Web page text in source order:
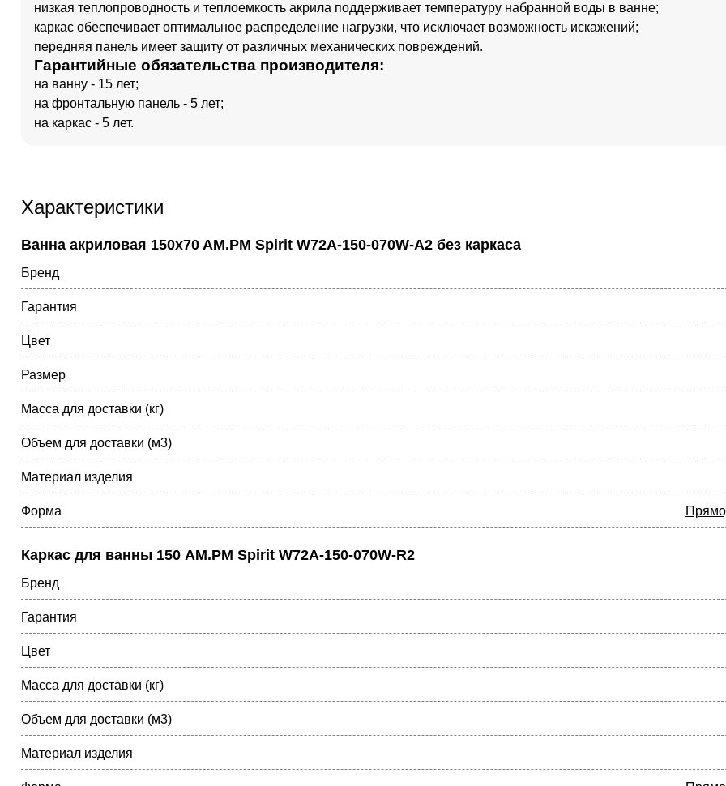
низкая теплопроводность и теплоемкость акрила поддерживает температуру набранной воды в ванне;
каркас обеспечивает оптимальное распределение нагрузки, что исключает возможность искажений;
передняя панель имеет защиту от различных механических повреждений.
Гарантийные обязательства производителя:
на ванну - 15 лет;
на фронтальную панель - 5 лет;
на каркас - 5 лет.
Характеристики
Ванна акриловая 150x70 AM.PM Spirit W72A-150-070W-A2 без каркаса
Бренд
Гарантия
Цвет
Размер
Масса для доставки (кг)
Объем для доставки (м3)
Материал изделия
Форма
Каркас для ванны 150 AM.PM Spirit W72A-150-070W-R2
Бренд
Гарантия
Цвет
Масса для доставки (кг)
Объем для доставки (м3)
Материал изделия